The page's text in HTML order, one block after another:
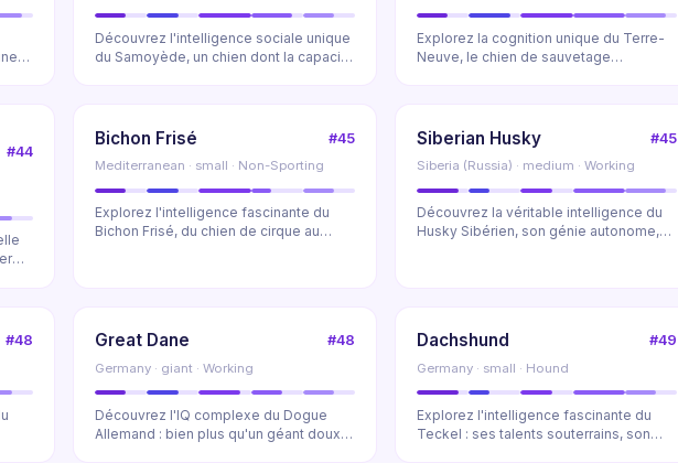
Découvrez l'intelligence sociale unique
du Samoyède, un chien dont la capacité
Explorez la cognition unique du Terre-
Neuve, le chien de sauvetage
#44
Bichon Frisé #45
Mediterranean · small · Non-Sporting
Explorez l'intelligence fascinante du
Bichon Frisé, du chien de cirque au
Siberian Husky #45
Siberia (Russia) · medium · Working
Découvrez la véritable intelligence du
Husky Sibérien, son génie autonome,
#48 Great Dane #48
Germany · giant · Working
Découvrez l'IQ complexe du Dogue
Allemand : bien plus qu'un géant doux.
Dachshund #49
Germany · small · Hound
Explorez l'intelligence fascinante du
Teckel : ses talents souterrains, son